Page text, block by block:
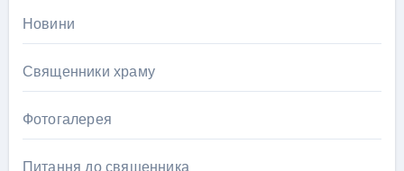
Новини
Священники храму
Фотогалерея
Питання до священника